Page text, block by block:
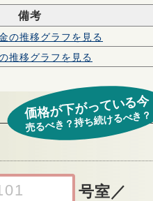
備考
の推移グラフを見る
推移グラフを見る
号室 ／
価格が下がっている今
売るべき？持ち続けるべき？